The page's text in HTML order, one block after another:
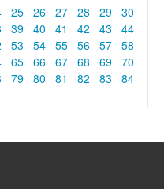
25 26 27 28 29 30
39 40 41 42 43
44
53 54 55 56 57 58
65 66 67 68 69 70
79 80 81 82 83
84